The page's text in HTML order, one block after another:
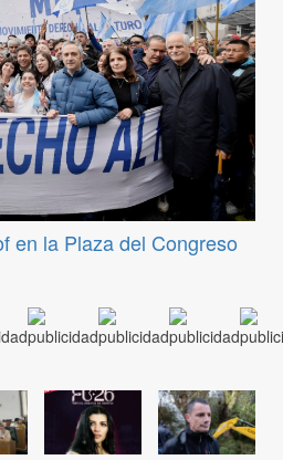
en la Plaza del Congreso